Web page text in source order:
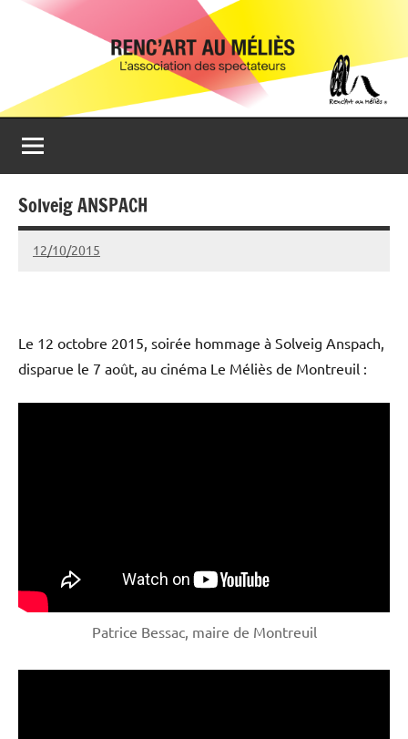
Renc'Art
Méliès
Association
spectateurs
du
cinéma
Le
Montreuil
Solveig ANSPACH
12/10/2015
Michel
Le 12 octobre 2015, soirée hommage à Solveig Anspach,
disparue le 7 août, au cinéma Le Méliès de Montreuil :
Patrice Bessac, maire de Montreuil